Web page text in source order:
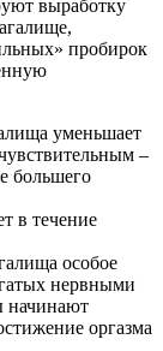
выработку
пробирок
уменьшает
–
большего
в течение
особое
нервными
начинают
оргазма